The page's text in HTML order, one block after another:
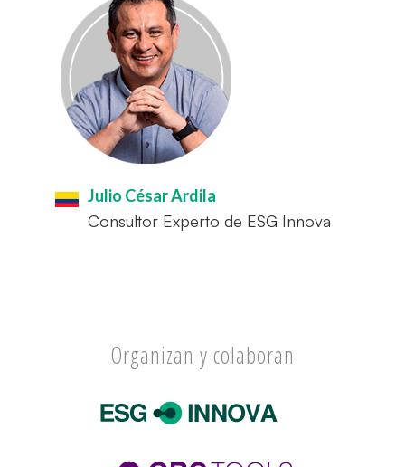
Julio César Ardila
Consultor Experto de ESG Innova
Organizan y colaboran